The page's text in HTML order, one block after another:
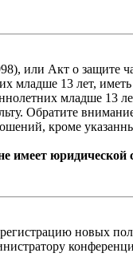
или Акт о
младше 13 лет,
младше 13
Обратите
кроме
имеет юридической
новых